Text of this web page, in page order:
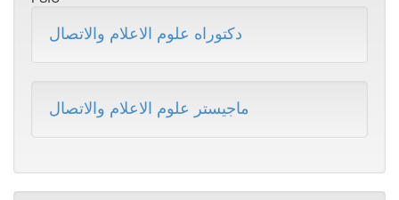
دكتوراه علوم الاعلام والاتصال
ماجيستر علوم الاعلام والاتصال